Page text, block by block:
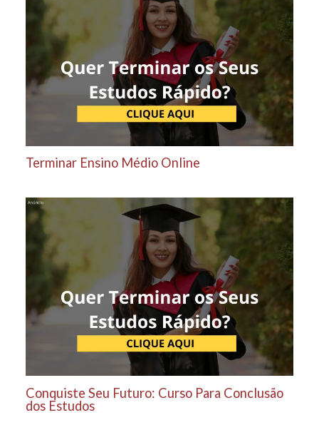
Terminar Ensino Médio Online
Conquiste Seu Futuro: Curso Para Conclusão
dos Estudos